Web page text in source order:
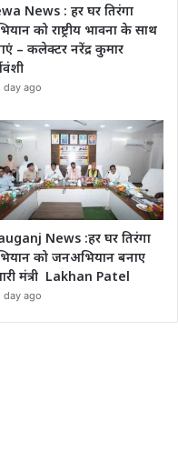
News : हर घर तिरंगा
को राष्ट्रीय भावना के साथ
– कलेक्टर नरेंद्र कुमार
day ago
News :हर घर तिरंगा
को जनअभियान बनाए
मंत्री Lakhan Patel
day ago